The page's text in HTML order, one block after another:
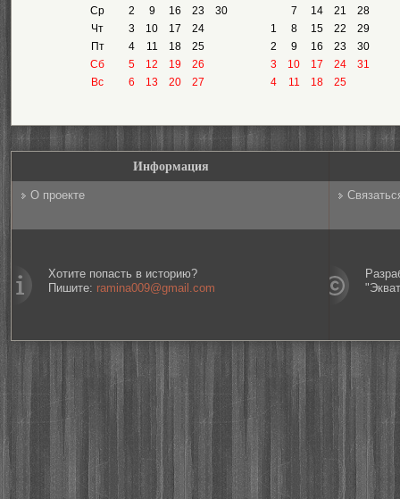
Ср
Чт
Пт
Сб
Вс
2
9 16 23
30
3
10 17
24
4
11 18
25
5
12 19
26
6
13 20 27
7
14 21
28
1
8 15 22
29
2
9 16 23
30
3
10 17 24
31
4
11 18 25
Информация
О проекте
Хотите попасть в историю?
Пишите: ramina009@gmail.com